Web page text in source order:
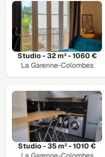
Studio - 32 m² - 1060 €
La Garenne-Colombes
Studio - 35 m² - 1010 €